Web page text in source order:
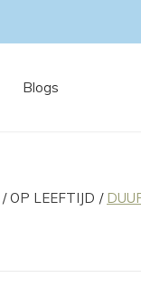
Blogs
OP LEEFTIJD